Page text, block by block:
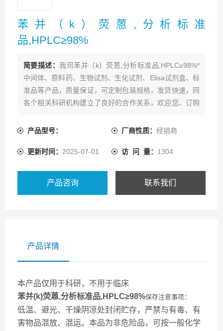
苯并（k）荧蒽,分析标准
品,HPLC≥98%
简要描述：我司苯并（k）荧蒽,分析标准品,HPLC≥98%*
中间体、原料药、生物试剂、生化试剂、Elisa试剂盒、标
准品等产品，质量保证，可定制包装规格，发货快速，同
各个相关科研机构建立了良好的合作关系，欢迎您、订购
产品型号：
厂商性质： 经销商
更新时间： 2025-07-01 访 问 量： 1304
产品咨询 联系我们
产品详情
本产品仅用于科研，不用于临床
苯并(k)荧蒽,分析标准品,HPLC≥98%保存注意事项：
低温、避光、干燥阴凉处封闭贮存，严禁与有毒、有
害物品混放、混运。本品为非危险品，可按一般化学